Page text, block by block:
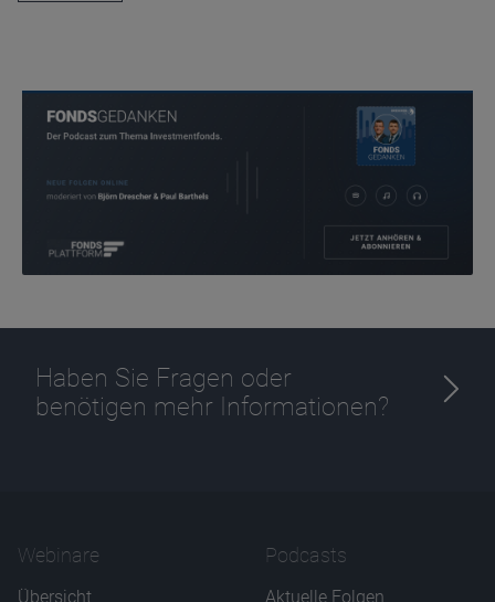
Haben Sie Fragen oder
benötigen mehr Informationen?
Webinare
Übersicht
Podcasts
Aktuelle Folgen
Anbieter D&C
Zweck
Ablauf
1 Jahr